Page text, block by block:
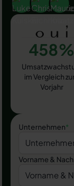
458%
im Vergleich
Vorjahr
Unternehmen*
Vorname &